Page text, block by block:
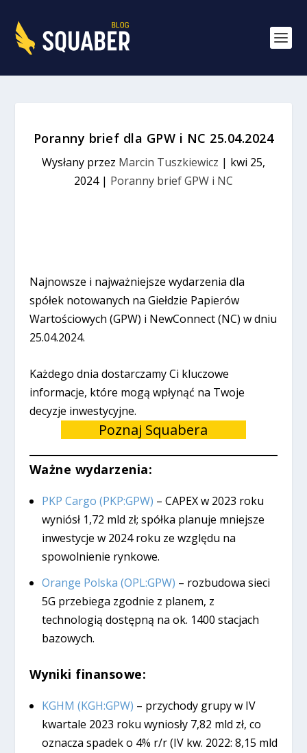
Poranny brief dla GPW i NC 25.04.2024
Wysłany przez Marcin Tuszkiewicz | kwi 25,
2024| Poranny brief GPW i NC
Najnowsze i najważniejsze wydarzenia dla
spółek notowanych na Giełdzie Papierów
Wartościowych (GPW) i NewConnect (NC) w dniu
25.04.2024.
Każdego dnia dostarczamy Ci kluczowe
informacje, które mogą wpłynąć na Twoje
decyzje inwestycyjne.
Poznaj Squabera
Ważne wydarzenia:
PKP Cargo (PKP:GPW) – CAPEX w 2023 roku
wyniósł 1,72 mld zł; spółka planuje mniejsze
inwestycje w 2024 roku ze względu na
spowolnienie rynkowe.
Orange Polska (OPL:GPW) – rozbudowa sieci
5G przebiega zgodnie z planem, z
technologią dostępną na ok. 1400 stacjach
bazowych.
Wyniki finansowe:
KGHM (KGH:GPW) – przychody grupy w IV
kwartale 2023 roku wyniosły 7,82 mld zł, co
oznacza spadek o 4% r/r (IV kw. 2022: 8,15 mld